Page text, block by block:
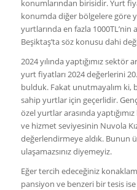
konumlarından birisidir. Yurt
konumda diğer bölgelere göre
yurtlarında en fazla 1000TL’nin
Beşiktaş’ta söz konusu dahi
2024 yılında yaptığımız sektör
yurt fiyatları 2024 değerlerini
bulduk. Fakat unutmayalım ki,
sahip yurtlar için geçerlidir.
özel yurtlar arasında
ve hizmet seviyesinin Nuvola
değerlendirmeye aldık. Bunun
ulaşamazsınız diyemeyiz.
Eğer tercih edeceğiniz
pansiyon ve benzeri bir tesis